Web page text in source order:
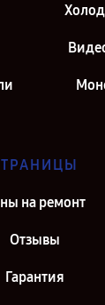
на ремонт
Отзывы
Гарантия